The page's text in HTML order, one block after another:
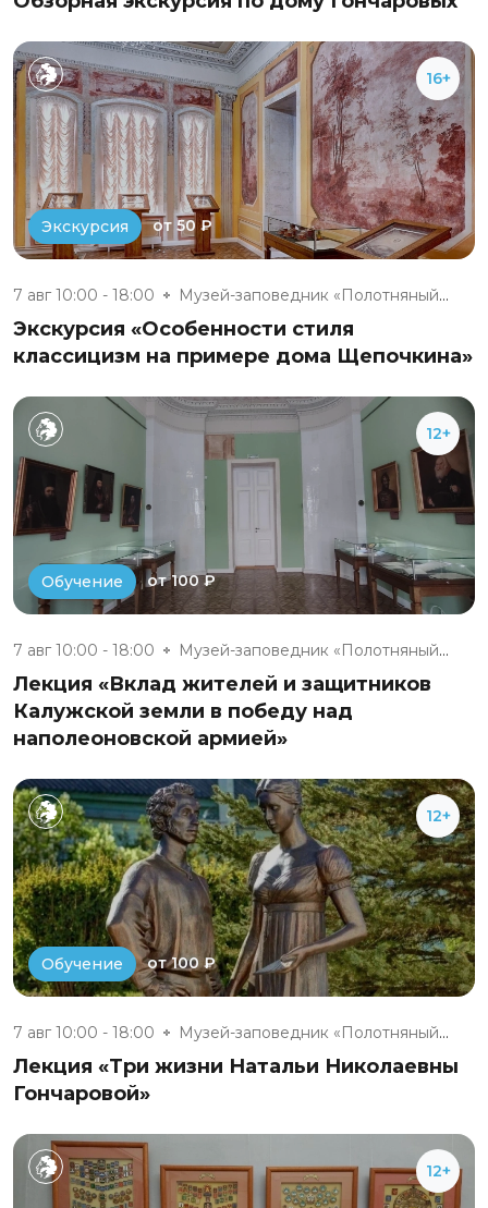
16+
Экскурсия от 50 ₽
7 авг 10:00 - 18:00 Музей-заповедник «Полотняный З...
Экскурсия «Особенности стиля
классицизм на примере дома Щепочкина»
12+
Обучение от 100 ₽
7 авг 10:00 - 18:00 Музей-заповедник «Полотняный З...
Лекция «Вклад жителей и защитников
Калужской земли в победу над
наполеоновской армией»
12+
Обучение от 100 ₽
7 авг 10:00 - 18:00 Музей-заповедник «Полотняный З...
Лекция «Три жизни Натальи Николаевны
Гончаровой»
12+